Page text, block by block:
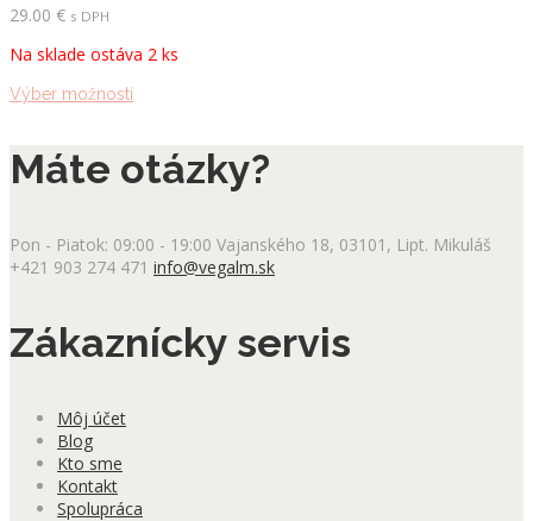
29.00 € s DPH
Na sklade ostáva 2 ks
Výber možnostíTento
viacero
variantov.
môžete
vybrať
produktu.
Máte otázky?
Pon - Piatok: 09:00 - 19:00 Vajanského 18, 03101, Lipt. Mikuláš
+421 903 274 471 info@vegalm.sk
Zákaznícky servis
Môj účet
Blog
Kto sme
Kontakt
Spolupráca